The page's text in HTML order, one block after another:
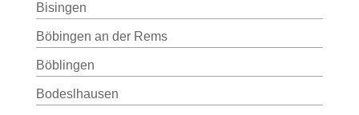
Bisingen
Böbingen an der Rems
Böblingen
Bodeslhausen